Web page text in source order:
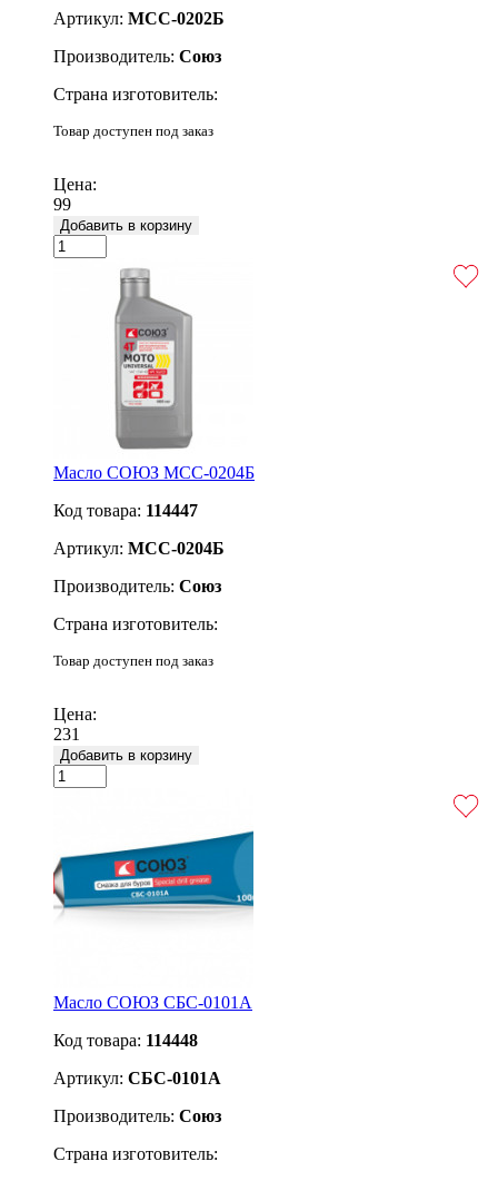
Артикул: МСС-0202Б
Производитель: Союз
Страна изготовитель:
Товар доступен под заказ
Цена:
99
Добавить в корзину
Масло СОЮЗ МСС-0204Б
Код товара: 114447
Артикул: МСС-0204Б
Производитель: Союз
Страна изготовитель:
Товар доступен под заказ
Цена:
231
Добавить в корзину
Масло СОЮЗ СБС-0101А
Код товара: 114448
Артикул: СБС-0101А
Производитель: Союз
Страна изготовитель: